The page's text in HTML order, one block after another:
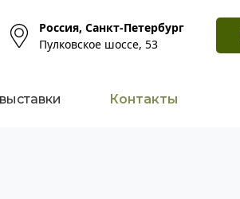
Россия, Санкт-Петербург
Пулковское шоссе, 53
Контакты